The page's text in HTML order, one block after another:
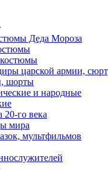
Деда Мороза
царской армии,
шорты
и народные
го века
мира
мультфильмов